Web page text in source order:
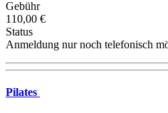
Gebühr
110,00 €
Status
Anmeldung nur noch telefonisch
Pilates